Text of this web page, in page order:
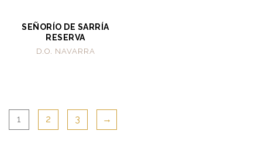
SEÑORÍO DE SARRÍA
RESERVA
D.O. NAVARRA
1 2 3 →